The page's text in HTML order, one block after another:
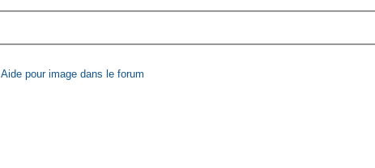
Aide pour image dans le forum